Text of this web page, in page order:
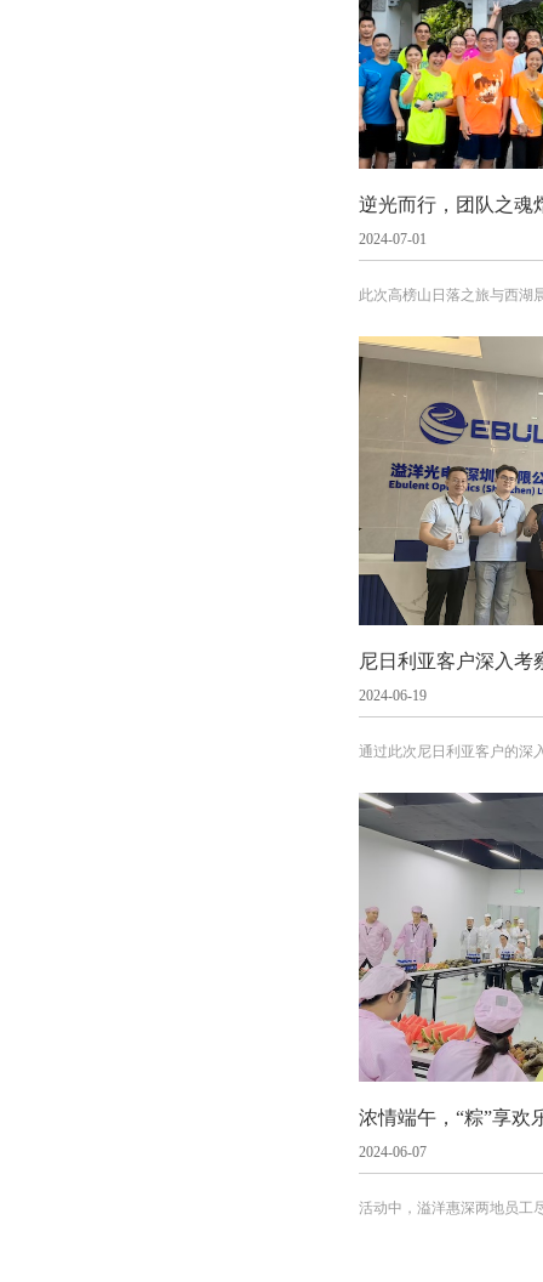
2024-07-01
此次高榜山日落之旅与西湖
队成员之间的紧密合作与相
管理团队不仅放松了身心，
谊，为公司的未来发展注入
2024-06-19
通过此次尼日利亚客户的深
量、实用，且符合当地需求
章。
2024-06-07
活动中，溢洋惠深两地员工